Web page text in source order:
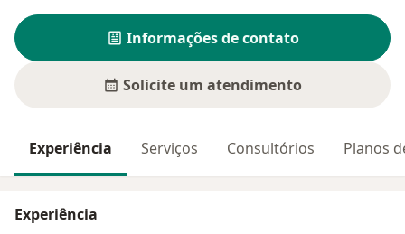
Informações de contato
Solicite um atendimento
Experiência Serviços Consultórios Planos
Experiência